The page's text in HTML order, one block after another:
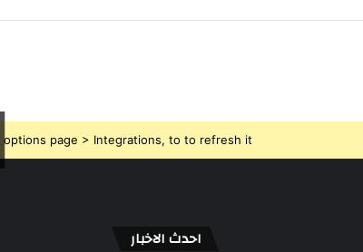
page > Integrations, to to refresh it.
احدث الاخبار